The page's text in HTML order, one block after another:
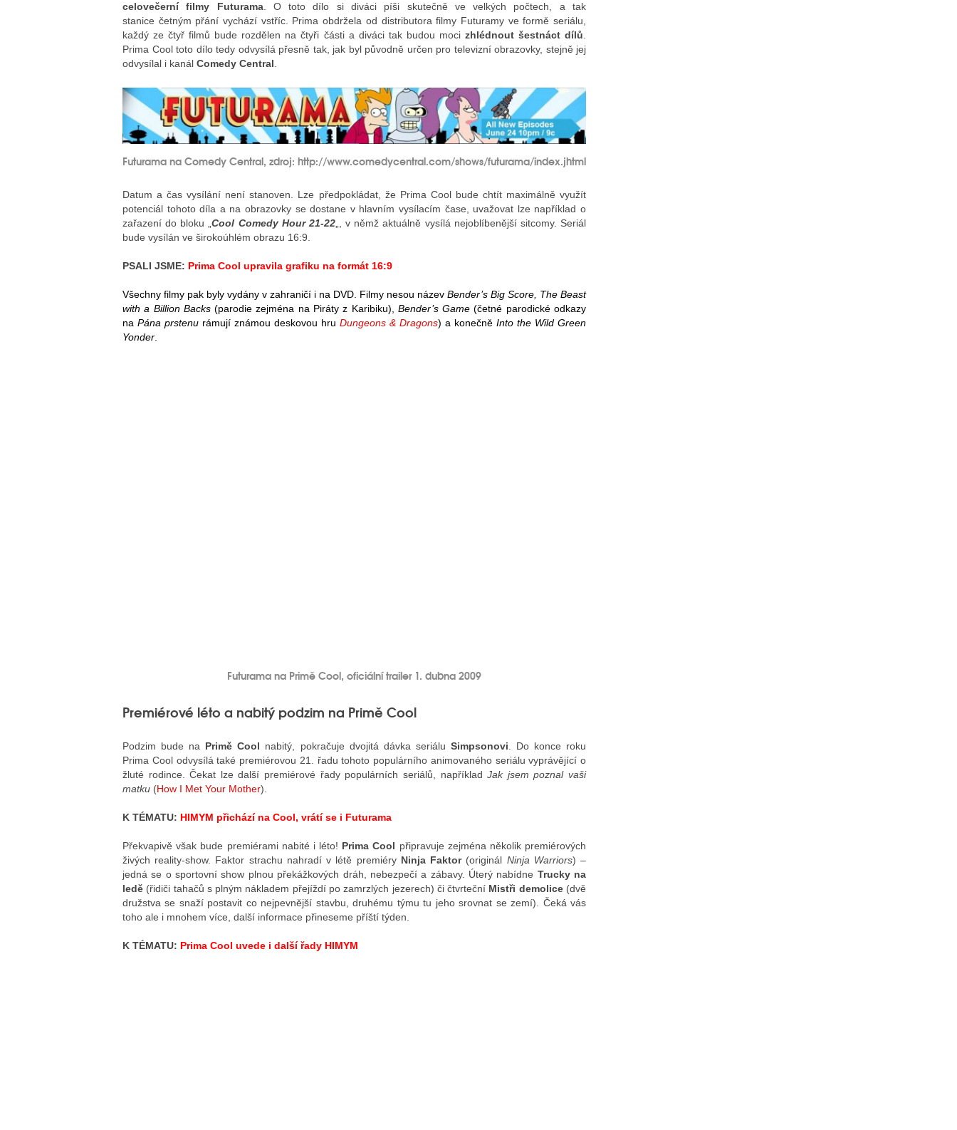
celovečerní filmy Futurama. O toto dílo si diváci píši skutečně ve velkých počtech, a tak
stanice četným přání vychází vstříc. Prima obdržela od distributora filmy Futuramy ve formě seriálu,
každý ze čtyř filmů bude rozdělen na čtyři části a diváci tak budou moci zhlédnout šestnáct dílů
Prima Cool toto dílo tedy odvysílá přesně tak, jak byl původně určen pro televizní obrazovky, stejně jej
odvysílal i kanál Comedy Central
Futurama na Comedy Central, zdroj:http://www.comedycentral.com/shows/futurama/index.jhtml
Datum a čas vysílání není stanoven. Lze předpokládat, že Prima Cool bude chtít maximálně využít
potenciál tohoto díla a na obrazovky se dostane v hlavním vysílacím čase, uvažovat lze například o
zařazení do bloku „Cool Comedy Hour 21-22„, v němž aktuálně vysílá nejoblíbenější sitcomy. Seriál
bude vysílán ve širokoúhlém obrazu 16:9.
PSALI JSME: Prima Cool upravila grafiku na formát 16:9
Všechny filmy pak byly vydány v zahraničí i na DVD. Filmy nesou názevBender’s Big Score, The Beast
with a Billion Backs(parodie zejména na Piráty z Karibiku), Bender’s Game (četné parodické odkazy
naPána prstenu rámují známou deskovou hruDungeons & Dragons) a konečněInto the Wild Green
Yonder
Futurama na Primě Cool, oficiální trailer 1. dubna 2009
Premiérové léto a nabitý podzim na Primě Cool
Podzim bude na Primě Cool nabitý, pokračuje dvojitá dávka seriálu Simpsonovi . Do konce roku
Prima Cool odvysílá také premiérovou 21. řadu tohoto populárního animovaného seriálu vyprávějící o
žluté rodince. Čekat lze další premiérové řady populárních seriálů, napříkladJak jsem poznal vaši
matku (How I Met Your Mother).
K TÉMATU: HIMYM přichází na Cool, vrátí se i Futurama
Překvapivě však bude premiérami nabité i léto! Prima Cool připravuje zejména několik premiérových
živých reality-show. Faktor strachu nahradí v létě premiéry Ninja Faktor(originál Ninja Warriors) –
jedná se o sportovní show plnou překážkových dráh, nebezpečí a zábavy. Úterý nabídne Trucky na
ledě (řidiči tahačů s plným nákladem přejíždí po zamrzlých jezerech) či čtvrteční Mistři demolice(dvě
družstva se snaží postavit co nejpevnější stavbu, druhému týmu tu jeho srovnat se zemí). Čeká vás
toho ale i mnohem více, další informace přineseme příští týden.
K TÉMATU: Prima Cool uvede i další řady HIMYM